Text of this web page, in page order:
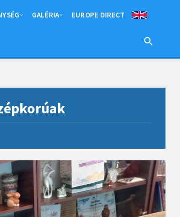
GALÉRIA EUROPE DIRECT